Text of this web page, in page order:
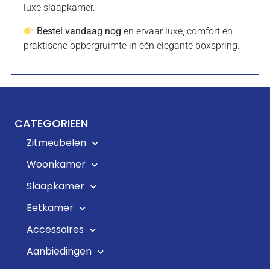
luxe slaapkamer.
Bestel vandaag nog en ervaar luxe, comfort en
praktische opbergruimte in één elegante boxspring.
CATEGORIEEN
Zitmeubelen
Woonkamer
Slaapkamer
Eetkamer
Accessoires
Aanbiedingen